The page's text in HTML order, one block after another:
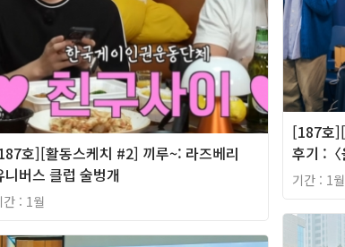
[187호
후기 :〈
기간 : 1월
호][활동스케치 #2] 끼루~: 라즈베리
니버스 클럽 술벙개
간 : 1월